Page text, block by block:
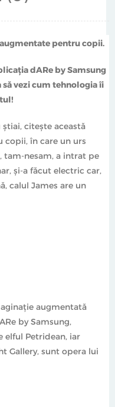
pentru copii.
dARe by Samsung
vezi cum tehnologia îi
știai, citește această
copii, în care un urs
tam-nesam, a intrat pe
și-a făcut electric car,
calul James are un
augmentată
by Samsung,
elful Petridean, iar
Gallery, sunt opera lui